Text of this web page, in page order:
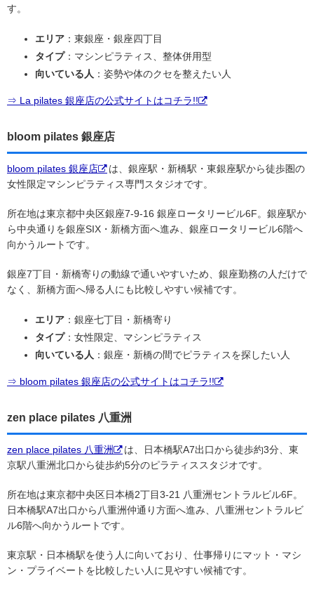
す。
エリア ：東銀座・銀座四丁目
タイプ：マシンピラティス、整体併用型
向いている人 ：姿勢や体のクセを整えたい人
⇒ La pilates 銀座店の公式サイトはコチラ!!
bloom pilates 銀座店
bloom pilates 銀座店
は、銀座駅・新橋駅・東銀座駅から徒歩圏の
女性限定マシンピラティス専門スタジオです。
所在地は東京都中央区銀座7-9-16 銀座ロータリービル6F。銀座駅か
ら中央通りを銀座SIX・新橋方面へ進み、銀座ロータリービル6階へ
向かうルートです。
銀座7丁目・新橋寄りの動線で通いやすいため、銀座勤務の人だけで
なく、新橋方面へ帰る人にも比較しやすい候補です。
エリア ：銀座七丁目・新橋寄り
タイプ：女性限定、マシンピラティス
向いている人 ：銀座・新橋の間でピラティスを探したい人
⇒ bloom pilates 銀座店の公式サイトはコチラ!!
zen place pilates 八重洲
zen place pilates 八重洲
は、日本橋駅A7出口から徒歩約3分、東
京駅八重洲北口から徒歩約5分のピラティススタジオです。
所在地は東京都中央区日本橋2丁目3-21 八重洲セントラルビル6F。
日本橋駅A7出口から八重洲仲通り方面へ進み、八重洲セントラルビ
ル6階へ向かうルートです。
東京駅・日本橋駅を使う人に向いており、仕事帰りにマット・マシ
ン・プライベートを比較したい人に見やすい候補です。